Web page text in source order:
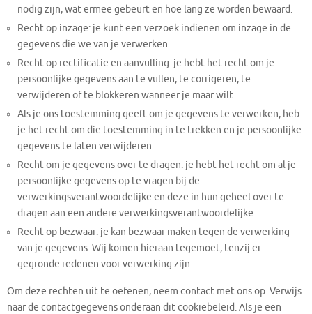
nodig zijn, wat ermee gebeurt en hoe lang ze worden bewaard.
Recht op inzage: je kunt een verzoek indienen om inzage in de
gegevens die we van je verwerken.
Recht op rectificatie en aanvulling: je hebt het recht om je
persoonlijke gegevens aan te vullen, te corrigeren, te
verwijderen of te blokkeren wanneer je maar wilt.
Als je ons toestemming geeft om je gegevens te verwerken, heb
je het recht om die toestemming in te trekken en je persoonlijke
gegevens te laten verwijderen.
Recht om je gegevens over te dragen: je hebt het recht om al je
persoonlijke gegevens op te vragen bij de
verwerkingsverantwoordelijke en deze in hun geheel over te
dragen aan een andere verwerkingsverantwoordelijke.
Recht op bezwaar: je kan bezwaar maken tegen de verwerking
van je gegevens. Wij komen hieraan tegemoet, tenzij er
gegronde redenen voor verwerking zijn.
Om deze rechten uit te oefenen, neem contact met ons op. Verwijs
naar de contactgegevens onderaan dit cookiebeleid. Als je een